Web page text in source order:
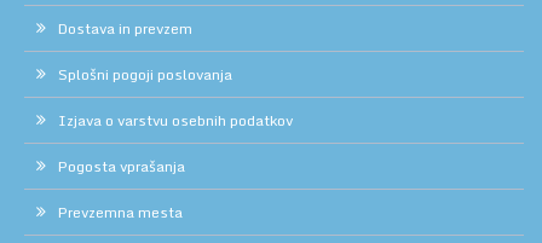
Dostava in prevzem
Splošni pogoji poslovanja
Izjava o varstvu osebnih podatkov
Pogosta vprašanja
Prevzemna mesta